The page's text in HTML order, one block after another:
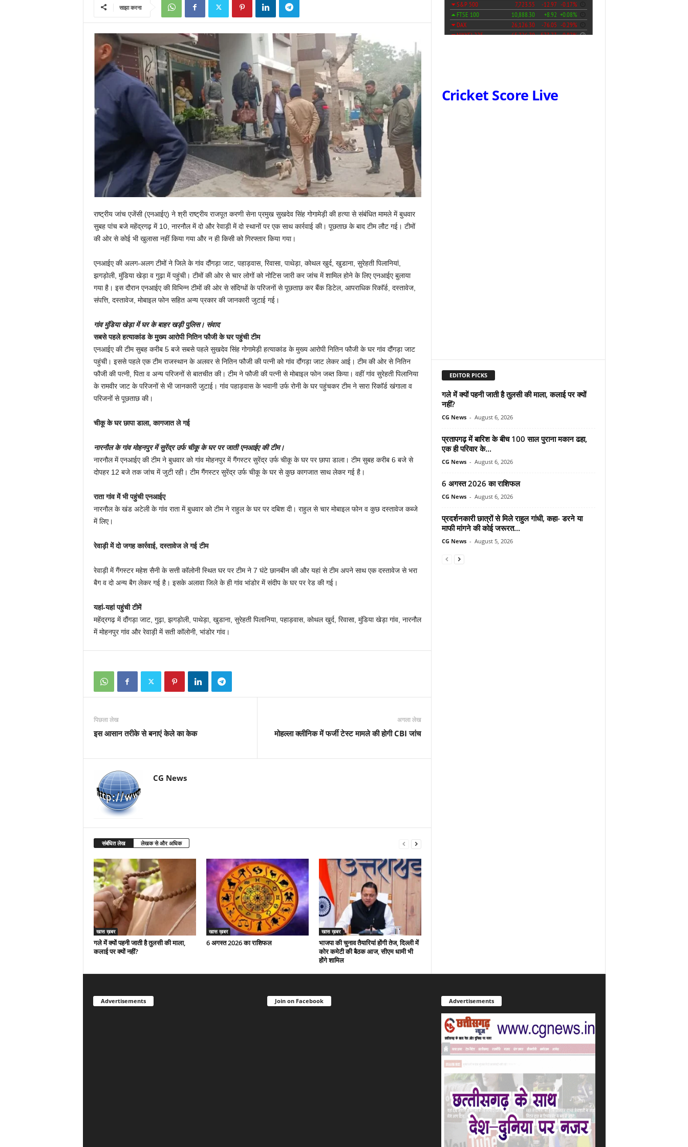
साझा करना
राष्ट्रीय जांच एजेंसी (एनआईए) ने श्री राष्ट्रीय राजपूत करणी सेना प्रमुख सुखदेव सिंह गोगामेड़ी की हत्या से संबंधित मामले में बुधवार
सुबह पांच बजे महेंद्रगढ़ में 10, नारनौल में दो और रेवाड़ी में दो स्थानों पर एक साथ कार्रवाई की। पूछताछ के बाद टीम लौट गई। टीमों
की ओर से कोई भी खुलासा नहीं किया गया और न ही किसी को गिरफ्तार किया गया।
एनआईए की अलग-अलग टीमों ने जिले के गांव दौंगड़ा जाट, पहाड़वास, रिवासा, पाथेड़ा, कोथल खुर्द, खुडाना, सुरेहती पिलानियां,
झगड़ोली, मुंडिया खेड़ा व गुढ़ा में पहुंची। टीमों की ओर से चार लोगों को नोटिस जारी कर जांच में शामिल होने के लिए एनआईए बुलाया
गया है। इस दौरान एनआईए की विभिन्न टीमों की ओर से संदिग्धों के परिजनों से पूछताछ कर बैंक डिटेल, आपराधिक रिकाॅर्ड, दस्तावेज,
संपत्ति, दस्तावेज, मोबाइल फोन सहित अन्य प्रकार की जानकारी जुटाई गई।
गांव मुंडिया खेड़ा में घर के बाहर खड़ी पुलिस। संवाद
सबसे पहले हत्याकांड के मुख्य आरोपी नितिन फौजी के घर पहुंची टीम
एनआईए की टीम सुबह करीब 5 बजे सबसे पहले सुखदेव सिंह गोगामेड़ी हत्याकांड के मुख्य आरोपी नितिन फौजी के घर गांव दौंगड़ा जाट
पहुंची। इससे पहले एक टीम राजस्थान के अलवर से नितिन फौजी की पत्नी को गांव दौंगड़ा जाट लेकर आई। टीम की ओर से नितिन
फौजी की पत्नी, पिता व अन्य परिजनों से बातचीत की। टीम ने फौजी की पत्नी से मोबाइल फोन जब्त किया। वहीं गांव सुरेहती पिलानिया
के रामवीर जाट के परिजनों से भी जानकारी जुटाई। गांव पहाड़वास के भवानी उर्फ रोनी के घर पहुंचकर टीम ने सारा रिकाॅर्ड खंगाला व
परिजनों से पूछताछ की।
चीकू के घर छापा डाला, कागजात ले गई
नारनौल के गांव मोहनपुर में सुरेंद्र उर्फ चीकू के घर पर जाती एनआईए की टीम।
नारनौल में एनआईए की टीम ने बुधवार काे गांव मोहनपुर में गैंगस्टर सुरेंद्र उर्फ चीकू के घर पर छापा डाला। टीम सुबह करीब 6 बजे से
दोपहर 12 बजे तक जांच में जुटी रही। टीम गैंगस्टर सुरेंद्र उर्फ चीकू के घर से कुछ कागजात साथ लेकर गई है।
राता गांव में भी पहुंची एनआईए
नारनौल के खंड अटेली के गांव राता में बुधवार को टीम ने राहुल के घर पर दबिश दी। राहुल से चार मोबाइल फोन व कुछ दस्तावेज कब्जे
में लिए।
रेवाड़ी में दो जगह कार्रवाई, दस्तावेज ले गई टीम
रेवाड़ी में गैंगस्टर महेश सैनी के सत्ती कॉलोनी स्थित घर पर टीम ने 7 घंटे छानबीन की और यहां से टीम अपने साथ एक दस्तावेज से भरा
बैग व दो अन्य बैग लेकर गई है। इसके अलावा जिले के ही गांव भांडोर में संदीप के घर पर रेड की गई।
यहां-यहां पहुंची टीमें
महेंद्रगढ़ में दौंगड़ा जाट, गुढ़ा, झगड़ोली, पाथेड़ा, खुडाना, सुरेहती पिलानिया, पहाड़वास, कोथल खुर्द, रिवासा, मुंडिया खेड़ा गांव, नारनौल
में मोहनपुर गांव और रेवाड़ी में सती कॉलोनी, भांडोर गांव।
पिछला लेख
इस आसान तरीके से बनाएं केले का केक
अगला लेख
मोहल्ला क्लीनिक में फर्जी टेस्ट मामले की होगी CBI जांच
CG News
संबंधित लेख लेखक से और अधिक
खास ख़बर
गले में क्यों पहनी जाती है तुलसी की माला,
कलाई पर क्यों नहीं?
खास ख़बर
6 अगस्त 2026 का राशिफल
खास ख़बर
भाजपा की चुनाव तैयारियां होंगी तेज, दिल्ली में
कोर कमेटी की बैठक आज, सीएम धामी भी
होंगे शामिल
Cricket Score Live
EDITOR PICKS
गले में क्यों पहनी जाती है तुलसी की माला, कलाई पर क्यों
नहीं?
CG News - August 6, 2026
प्रतापगढ़ में बारिश के बीच 100 साल पुराना मकान ढहा,
एक ही परिवार के...
CG News - August 6, 2026
6 अगस्त 2026 का राशिफल
CG News - August 6, 2026
प्रदर्शनकारी छात्रों से मिले राहुल गांधी, कहा- डरने या
माफी मांगने की कोई जरूरत...
CG News - August 5, 2026
Advertisements Join on Facebook Advertisements